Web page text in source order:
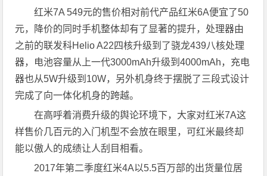
红米7A 549元的售价相对前代产品红米6A便宜了50
元，降价的同时手机整体却有了显著的提升，处理器由
之前的联发科Helio A22四核升级到了骁龙439八核处理
器，电池容量从上一代3000mAh升级到4000mAh，充电
器也从5W升级到10W，另外机身终于摆脱了三段式设计
完成了向一体化机身的跨越。
在高呼着消费升级的舆论环境下，大家对红米7A这
样售价几百元的入门机型不会放在眼里，可红米最终却
能以傲人的成绩让人刮目相看。
2017年第二季度红米4A以5.5百万部的出货量位居